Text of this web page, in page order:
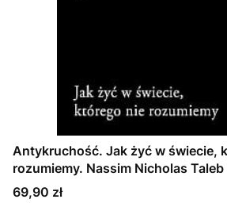
Antykruchość. Jak żyć w świecie,
rozumiemy. Nassim Nicholas Taleb
Cena
69,90 zł